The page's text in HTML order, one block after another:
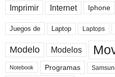
Imprimir Internet Iphone
Juegos de Laptop Laptops
Modelo Modelos
Notebook Programas